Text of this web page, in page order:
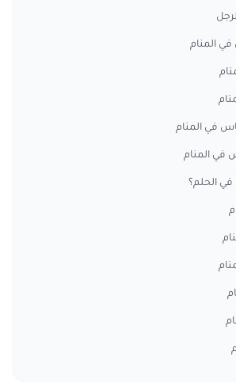
في المنام
في المنام
في المنام
الحلم؟